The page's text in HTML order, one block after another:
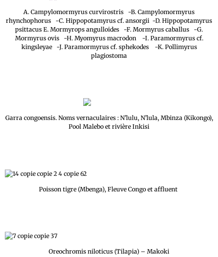
A. Campylomormyrus curvirostris -B. Campylomormyrus
rhynchophorus -C. Hippopotamyrus cf. ansorgii -D. Hippopotamyrus
psittacus E. Mormyrops angulloides -F. Mormyrus caballus -G.
Mormyrus ovis -H. Myomyrus macrodon -I. Paramormyrus cf.
kingsleyae -J. Paramormyrus cf. sphekodes -K. Pollimyrus
plagiostoma
Garra congoensis. Noms vernaculaires : N’lulu, N’lula, Mbinza (Kikongo),
Pool Malebo et rivière Inkisi
Poisson tigre (Mbenga), Fleuve Congo et affluent
Oreochromis niloticus (Tilapia) – Makoki